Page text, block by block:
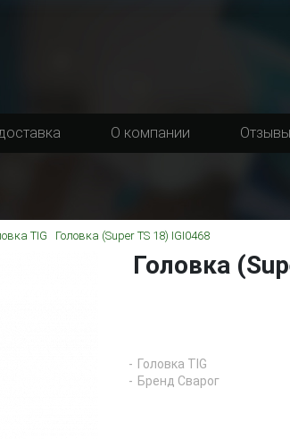
О компании Отзывы
TIG Головка (Super TS 18) IGI0468
Головка
Головка TIG
Бренд Сварог